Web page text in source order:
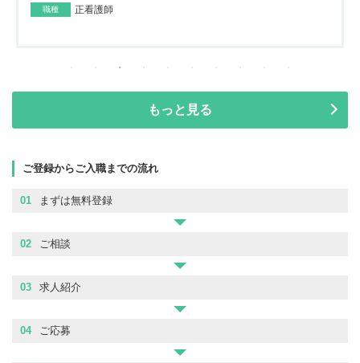
職種 正看護師
もっと見る
ご登録からご入職までの流れ
01 まずは無料登録
02 ご相談
03 求人紹介
04 ご応募